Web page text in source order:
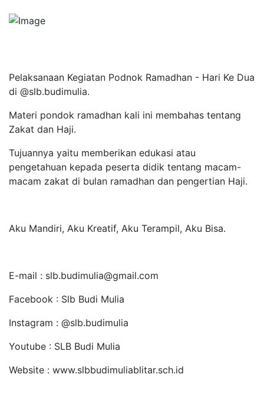
Pelaksanaan Kegiatan Podnok Ramadhan - Hari Ke Dua
di @slb.budimulia.
Materi pondok ramadhan kali ini membahas tentang
Zakat dan Haji.
Tujuannya yaitu memberikan edukasi atau
pengetahuan kepada peserta didik tentang macam-
macam zakat di bulan ramadhan dan pengertian Haji.
Aku Mandiri, Aku Kreatif, Aku Terampil, Aku Bisa.
E-mail : slb.budimulia@gmail.com
Facebook : Slb Budi Mulia
Instagram : @slb.budimulia
Youtube : SLB Budi Mulia
Website : www.slbbudimuliablitar.sch.id